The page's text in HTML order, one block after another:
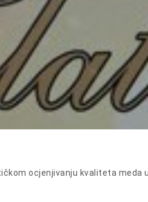
ocjenjivanju kvaliteta meda